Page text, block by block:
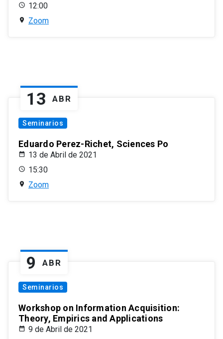
12:00
Zoom
13 ABR
Seminarios
Eduardo Perez-Richet, Sciences Po
13 de Abril de 2021
15:30
Zoom
9 ABR
Seminarios
Workshop on Information Acquisition:
Theory, Empirics and Applications
9 de Abril de 2021